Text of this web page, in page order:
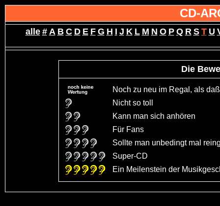
CD-
alle # A B C D E F G H I J K L M N O P Q R S T U
Die
Noch zu neu im Regal, als
Nicht so toll
Kann man sich anhören
Für Fans
Sollte man unbedingt mal
Super-CD
Ein Meilenstein der